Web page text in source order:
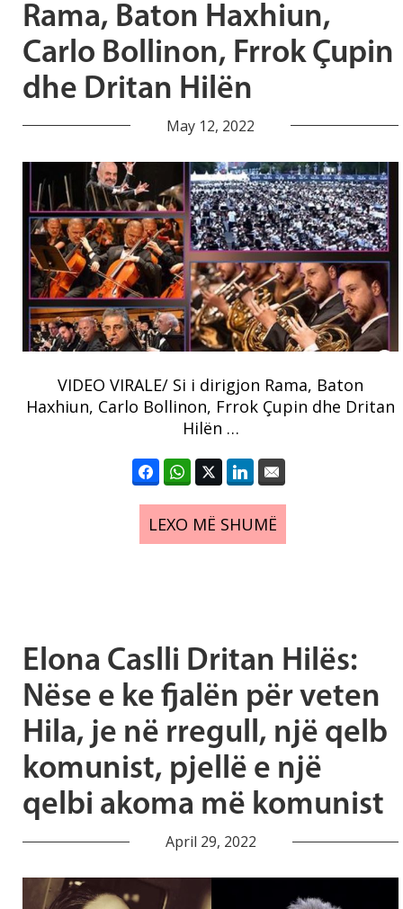
Rama, Baton Haxhiun,
Carlo Bollinon, Frrok Çupin
dhe Dritan Hilën
May 12, 2022
VIDEO VIRALE/ Si i dirigjon Rama, Baton
Haxhiun, Carlo Bollinon, Frrok Çupin dhe Dritan
Hilën …
LEXO MË SHUMË
Elona Caslli Dritan Hilës:
Nëse e ke fjalën për veten
Hila, je në rregull, një qelb
komunist, pjellë e një
qelbi akoma më komunist
April 29, 2022